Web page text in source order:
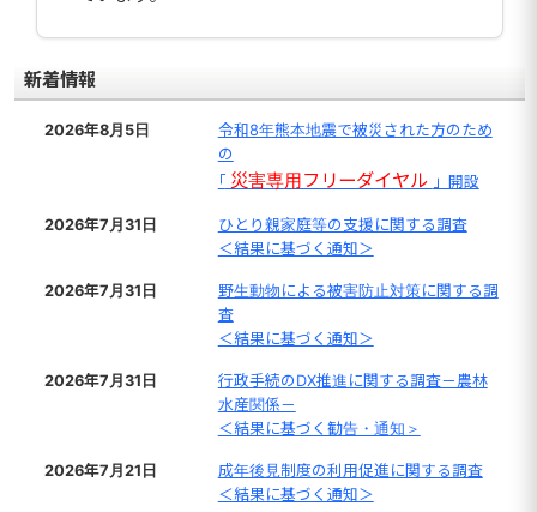
新着情報
2026年8月5日
令和8年熊本地震で被災された方のため
の
｢災害専用フリーダイヤル 」開設
2026年7月31日
ひとり親家庭等の支援に関する調査
＜結果に基づく通知＞
2026年7月31日
野生動物による被害防止対策に関する調
査
＜結果に基づく通知＞
2026年7月31日
行政手続のDX推進に関する調査－農林
水産関係－
＜結果に基づく勧告・通知＞
2026年7月21日
成年後見制度の利用促進に関する調査
＜結果に基づく通知＞